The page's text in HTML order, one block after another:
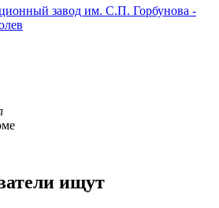
завод им. С.П. Горбунова -
ищут